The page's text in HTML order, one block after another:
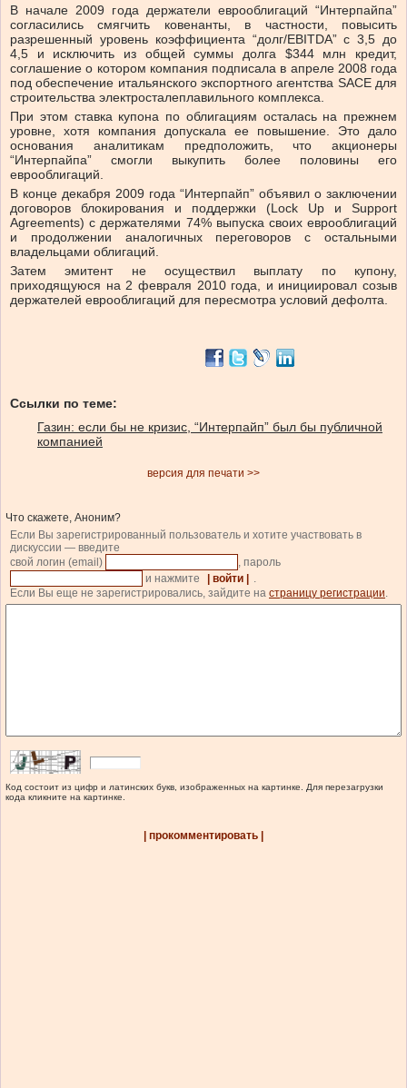
В начале 2009 года держатели еврооблигаций “Интерпайпа”
согласились смягчить ковенанты, в частности, повысить
разрешенный уровень коэффициента “долг/EBITDA” с 3,5 до
4,5 и исключить из общей суммы долга $344 млн кредит,
соглашение о котором компания подписала в апреле 2008 года
под обеспечение итальянского экспортного агентства SACE для
строительства электросталеплавильного комплекса.
При этом ставка купона по облигациям осталась на прежнем
уровне, хотя компания допускала ее повышение. Это дало
основания аналитикам предположить, что акционеры
“Интерпайпа” смогли выкупить более половины его
еврооблигаций.
В конце декабря 2009 года “Интерпайп” объявил о заключении
договоров блокирования и поддержки (Lock Up и Support
Agreements) с держателями 74% выпуска своих еврооблигаций
и продолжении аналогичных переговоров с остальными
владельцами облигаций.
Затем эмитент не осуществил выплату по купону,
приходящуюся на 2 февраля 2010 года, и инициировал созыв
держателей еврооблигаций для пересмотра условий дефолта.
Ссылки по теме:
Газин: если бы не кризис, “Интерпайп” был бы публичной
компанией
версия для печати >>
Что скажете, Аноним?
Если Вы зарегистрированный пользователь и хотите участвовать в
дискуссии — введите
свой логин (email)
, пароль
и нажмите
| войти |
.
Если Вы еще не зарегистрировались, зайдите на страницу регистрации.
Код состоит из цифр и латинских букв, изображенных на картинке. Для перезагрузки
кода кликните на картинке.
| прокомментировать |